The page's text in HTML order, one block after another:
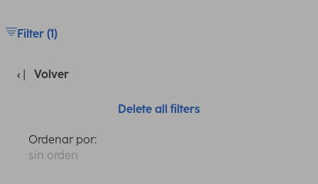
Filter (1)
Volver
Delete all filters
Ordenar por:
sin orden